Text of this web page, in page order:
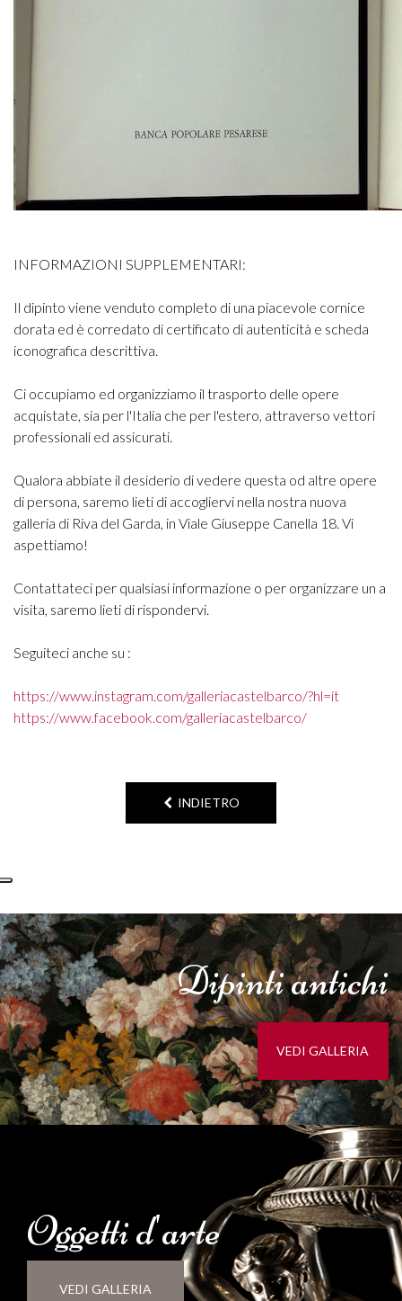
INFORMAZIONI SUPPLEMENTARI:
Il dipinto viene venduto completo di una piacevole cornice
dorata ed è corredato di certificato di autenticità e scheda
iconografica descrittiva.
Ci occupiamo ed organizziamo il trasporto delle opere
acquistate, sia per l'Italia che per l'estero, attraverso vettori
professionali ed assicurati.
Qualora abbiate il desiderio di vedere questa od altre opere
di persona, saremo lieti di accogliervi nella nostra nuova
galleria di Riva del Garda, in Viale Giuseppe Canella 18. Vi
aspettiamo!
Contattateci per qualsiasi informazione o per organizzare un a
visita, saremo lieti di rispondervi.
Seguiteci anche su :
https://www.instagram.com/galleriacastelbarco/?hl=it
https://www.facebook.com/galleriacastelbarco/
INDIETRO
Dipintiantichi
VEDI GALLERIA
Oggetti d'arte
VEDI GALLERIA